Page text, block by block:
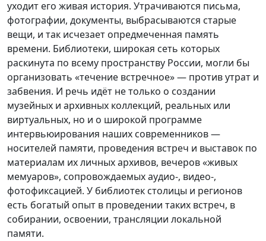
уходит его живая история. Утрачиваются письма,
фотографии, документы, выбрасываются старые
вещи, и так исчезает опредмеченная память
времени. Библиотеки, широкая сеть которых
раскинута по всему пространству России, могли бы
организовать «течение встречное» — против утрат и
забвения. И речь идёт не только о создании
музейных и архивных коллекций, реальных или
виртуальных, но и о широкой программе
интервьюирования наших современников —
носителей памяти, проведения встреч и выставок по
материалам их личных архивов, вечеров «живых
мемуаров», сопровождаемых аудио-, видео-,
фотофиксацией. У библиотек столицы и регионов
есть богатый опыт в проведении таких встреч, в
собирании, освоении, трансляции локальной
памяти.